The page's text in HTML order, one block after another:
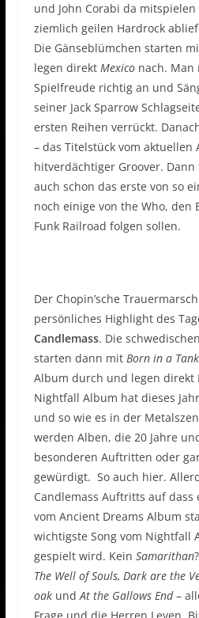
und John Corabi da
ziemlich geilen Hardrock
Die Gänseblümchen starten
legen direkt Mexiconach. Man
Spielfreude richtig an und
seiner Jack Sparrow
ersten Reihen verrückt.
– das Titelstück vom
hitverdächtiger Groover.
auch schon das erste von so
noch einige von the Who, den
Funk Railroad folgen sollen.
Der Chopin’sche
persönliches Highlight des
Candlemass. Die
starten dann mit Born in a Tank
Album durch und legen direkt
Nightfall Album hat dieses
und so wie es in der
werden Alben, die 20 Jahre
besonderen Auftritten oder
gewürdigt. So auch hier.
Candlemass Auftritts auf
vom Ancient Dreams Album
wichtigste Song vom Nightfall
gespielt wird. Kein Samarithan
The Well of Souls, Dark are the
oakundAt the Gallows End–